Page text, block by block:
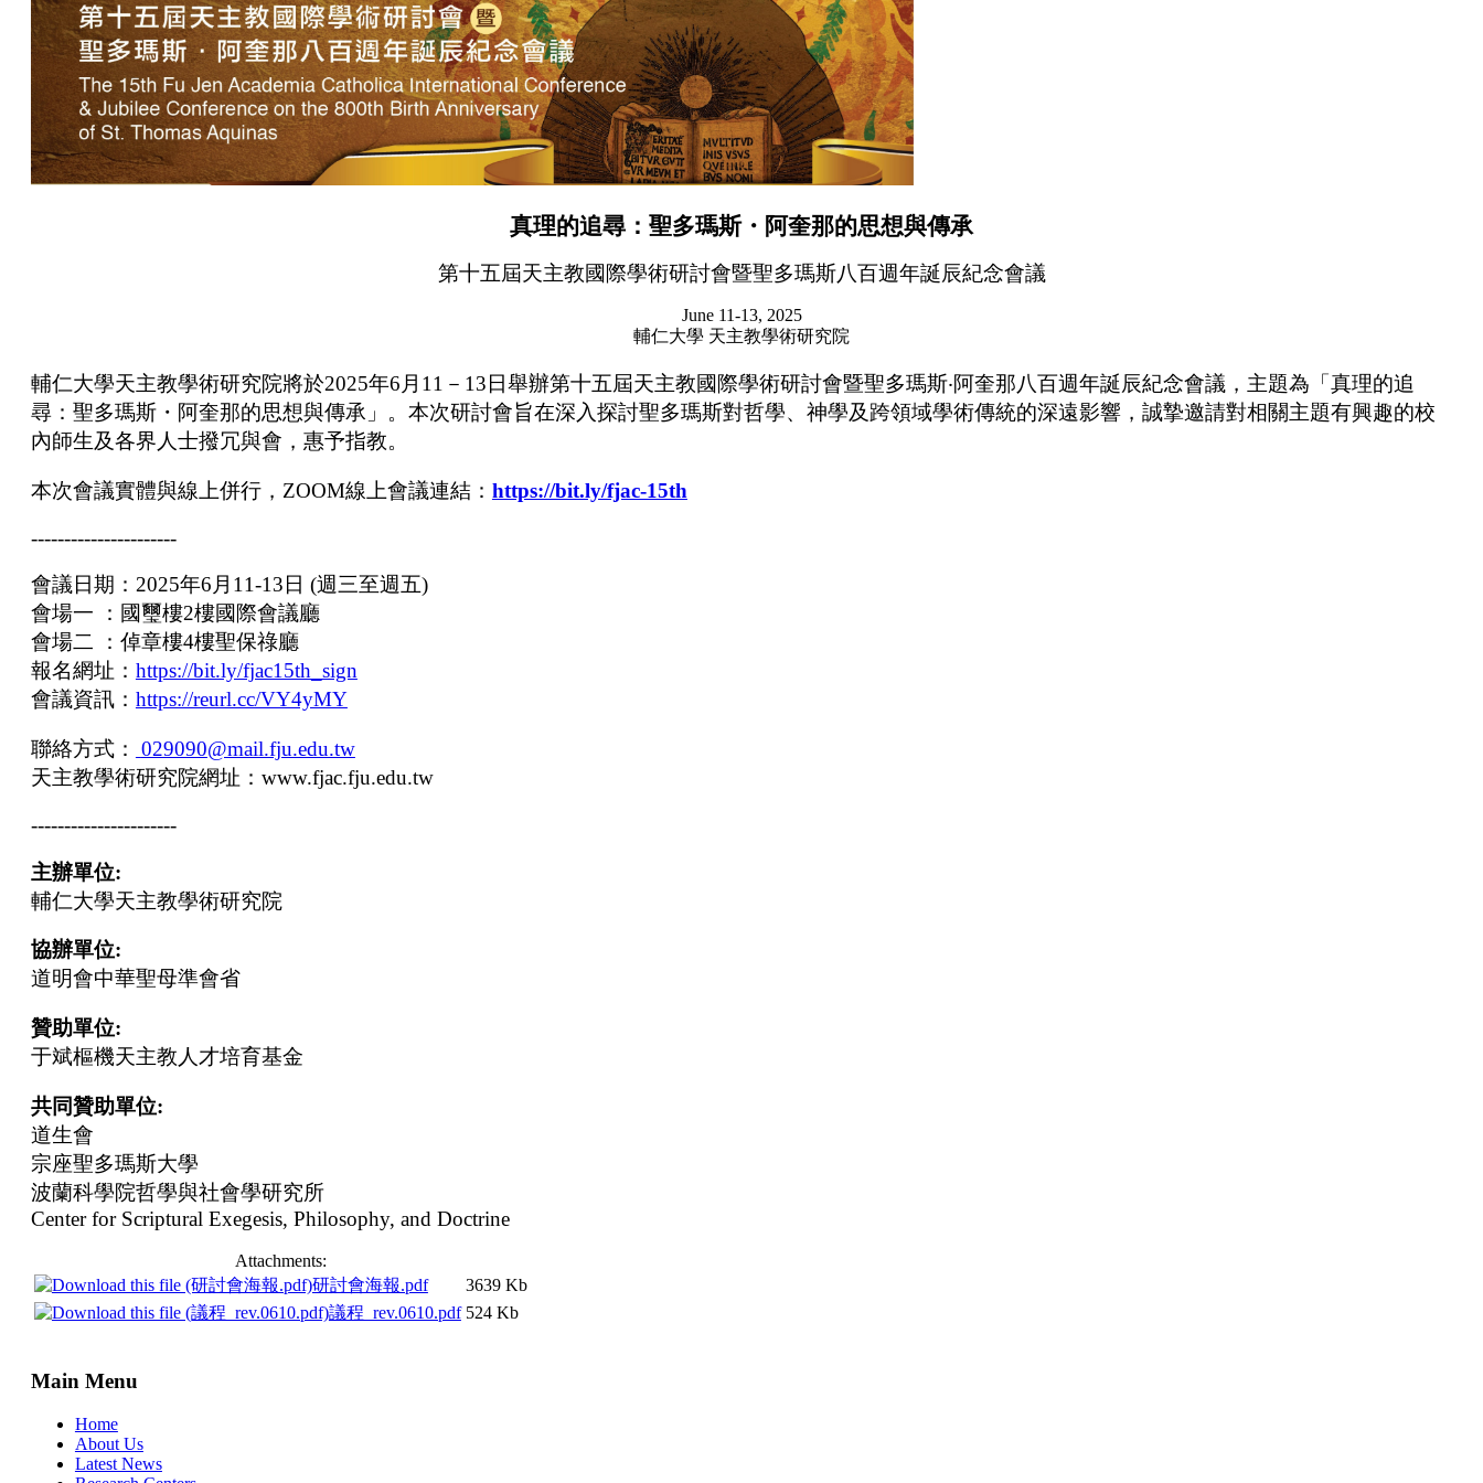
真理的追尋：聖多瑪斯・ 阿奎那的思想與傳承
第十五屆天主教國際學術研討會暨聖多瑪斯八百週年誕辰紀念會議
June 11-13, 2025
輔仁大學 天主教學術研究院
輔仁大學天主教學術研究院將於2025年6月11－13日舉辦第十五屆天主教國際學術研討會暨聖多瑪斯‧阿奎那八百週年誕辰紀念會議，主題為「真理的追
尋：聖多瑪斯・阿奎那的思想與傳承」。本次研討會旨在深入探討聖多瑪斯對哲學、神學及跨領域學術傳統的深遠影響，誠摯邀請對相關主題有興趣的校
內師生及各界人士撥冗與會，惠予指教。
本次會議實體與線上併行，ZOOM線上會議連結： https://bit.ly/fjac-15th
----------------------
會議日期：2025年6月11-13日 (週三至週五)
會場一 ：國璽樓2樓國際會議廳
會場二 ：倬章樓4樓聖保祿廳
報名網址： https://bit.ly/fjac15th_sign
會議資訊： https://reurl.cc/VY4yMY
聯絡方式：
029090@mail.fju.edu.tw
天主教學術研究院網址 ： www.fjac.fju.edu.tw
----------------------
主辦單位:
輔仁大學天主教學術研究院
協辦單位:
道明會中華聖母準會省
贊助單位:
于斌樞機天主教人才培育基金
共同贊助單位:
道生會
宗座聖多瑪斯大學
波蘭科學院哲學與社會學研究所
Center for Scriptural Exegesis, Philosophy, and Doctrine
Attachments:
研討會海報.pdf
3639 Kb
議程_rev.0610.pdf 524 Kb
Main Menu
Home
About Us
Latest News